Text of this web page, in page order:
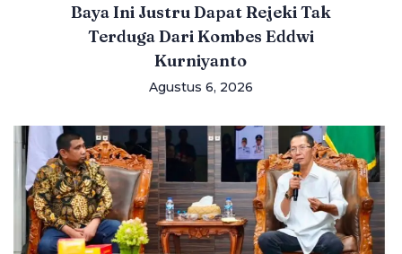
Baya Ini Justru Dapat Rejeki Tak
Terduga Dari Kombes Eddwi
Kurniyanto
Agustus 6, 2026